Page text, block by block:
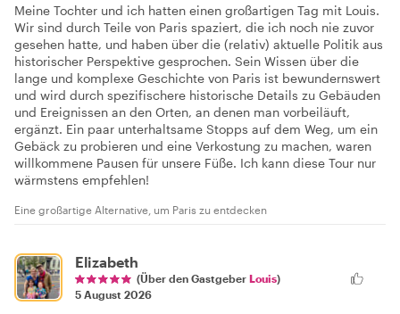
Meine Tochter und ich hatten einen großartigen Tag mit Louis.
Wir sind durch Teile von Paris spaziert, die ich noch nie zuvor
gesehen hatte, und haben über die (relativ) aktuelle Politik aus
historischer Perspektive gesprochen. Sein Wissen über die
lange und komplexe Geschichte von Paris ist bewundernswert
und wird durch spezifischere historische Details zu Gebäuden
und Ereignissen an den Orten, an denen man vorbeiläuft,
ergänzt. Ein paar unterhaltsame Stopps auf dem Weg, um ein
Gebäck zu probieren und eine Verkostung zu machen, waren
willkommene Pausen für unsere Füße. Ich kann diese Tour nur
wärmstens empfehlen!
Eine großartige Alternative, um Paris zu entdecken
Elizabeth
(Über den Gastgeber Louis)
5 August 2026